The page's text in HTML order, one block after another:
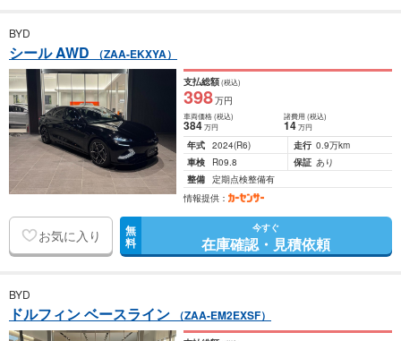
BYD
シール AWD （ZAA-EKXYA）
支払総額(税込)
398万円
車両価格(税込)
384万円
諸費用 (税込)
14 万円
年式 2024(R6) 走行 0.9万km
車検
R09.8 保証 あり
整備 定期点検整備有
情報提供：
お気に入り 無
料
今すぐ
在庫確認・見積依頼
BYD
ドルフィン ベースライン （ZAA-EM2EXSF）